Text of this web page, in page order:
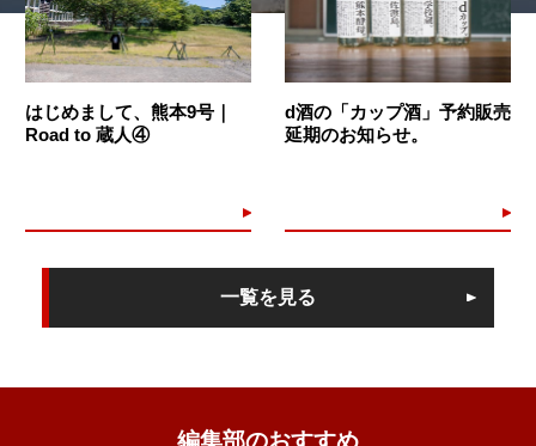
はじめまして、熊本9号｜
Road to 蔵人④
d酒の「カップ酒」予約販売
延期のお知らせ。
一覧を見る
編集部のおすすめ